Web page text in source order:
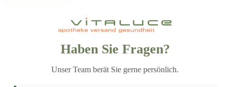
Haben Sie Fragen?
Unser Team berät Sie gerne persönlich.